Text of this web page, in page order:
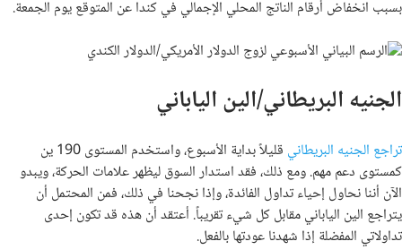
بسبب انخفاض أرقام الناتج المحلي الإجمالي في كندا عن المتوقع يوم الجمعة.
الجنيه البريطاني/الين الياباني
تراجع الجنيه البريطاني
قليلاً بداية الأسبوع، واستخدم المستوى 190 ين
كمستوى دعم مهم. ومع ذلك، فقد استدار السوق ليظهر علامات الحركة، ويبدو
الآن أننا نحاول إحياء تداول الفائدة، وإذا نجحنا في ذلك، فمن المحتمل أن
يتراجع ​​الين الياباني مقابل كل شيء تقريباً. أعتقد أن هذه قد تكون إحدى
تداولاتي المفضلة إذا شهدنا عودتها بالفعل.